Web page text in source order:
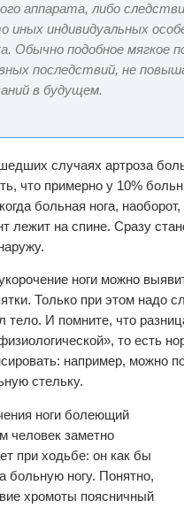
аппарата, либо
иных индивидуальных
Обычно подобное мягкое
последствий, не
в будущем.
случаях артроза
что примерно у 10%
больная нога,
лежит на спине. Сразу
ноги можно
Только при этом надо
тело. И помните, что
то есть
например, можно
стельку.
ноги болеющий
человек заметно
при ходьбе: он как бы
больную ногу. Понятно,
хромоты поясничный